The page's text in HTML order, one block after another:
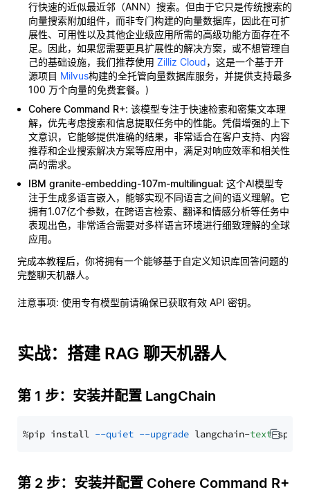
行快速的近似最近邻（ANN）搜索。但由于它只是传统搜索的
向量搜索附加组件，而非专门构建的向量数据库，因此在可扩
展性、可用性以及其他企业级应用所需的高级功能方面存在不
足。因此，如果您需要更具扩展性的解决方案，或不想管理自
己的基础设施，我们推荐使用 Zilliz Cloud，这是一个基于开
源项目 Milvus构建的全托管向量数据库服务，并提供支持最多
100 万个向量的免费套餐。)
Cohere Command R+: 该模型专注于快速检索和密集文本理
解，优先考虑搜索和信息提取任务中的性能。凭借增强的上下
文意识，它能够提供准确的结果，非常适合在客户支持、内容
推荐和企业搜索解决方案等应用中，满足对响应效率和相关性
高的需求。
IBM granite-embedding-107m-multilingual: 这个AI模型专
注于生成多语言嵌入，能够实现不同语言之间的语义理解。它
拥有1.07亿个参数，在跨语言检索、翻译和情感分析等任务中
表现出色，非常适合需要对多样语言环境进行细致理解的全球
应用。
完成本教程后，你将拥有一个能够基于自定义知识库回答问题的
完整聊天机器人。
注意事项: 使用专有模型前请确保已获取有效 API 密钥。
实战：搭建 RAG 聊天机器人
第 1 步：安装并配置 LangChain
%pip install --quiet --upgrade langchain-text
第 2 步：安装并配置 Cohere Command R+